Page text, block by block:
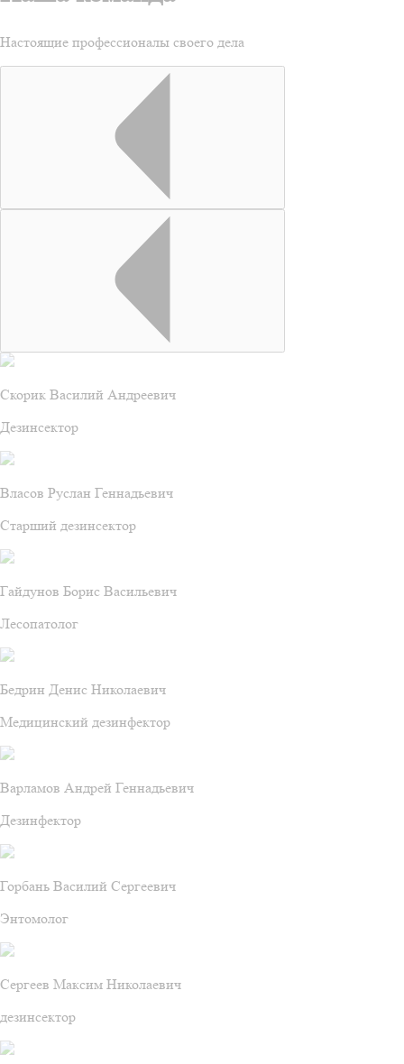
Настоящие профессионалы своего дела
Скорик Василий Андреевич
Дезинсектор
Власов Руслан Геннадьевич
Старший дезинсектор
Гайдунов Борис Васильевич
Лесопатолог
Бедрин Денис Николаевич
Медицинский дезинфектор
Варламов Андрей Геннадьевич
Дезинфектор
Горбань Василий Сергеевич
Энтомолог
Сергеев Максим Николаевич
дезинсектор